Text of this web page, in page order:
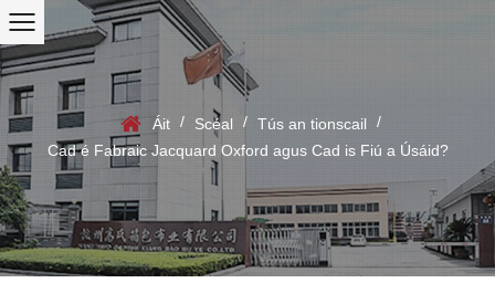
Áit / Scéal / Tús an tionscail /
Cad é Fabraic Jacquard Oxford agus Cad is Fiú a Úsáid?